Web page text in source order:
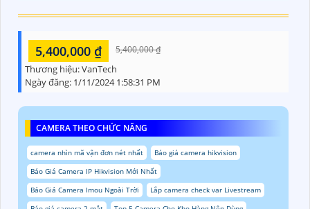
5,400,000 ₫ 5,400,000 ₫
Thương hiệu:VanTech
Ngày đăng: 1/11/2024 1:58:31 PM
CAMERA THEO CHỨC NĂNG
camera nhìn mã vận đơn nét nhất
Báo giá camera hikvision
Báo Giá Camera IP Hikvision Mới Nhất
Báo Giá Camera Imou Ngoài Trời
Lắp camera check var Livestream